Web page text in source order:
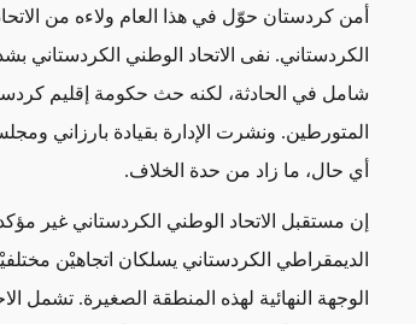
أمن كردستان حوّل في هذا العام ولاءه من
الكردستاني. نفى الاتحاد الوطني الكردستاني
شامل في الحادثة، لكنه حث حكومة إقليم
المتورطين. ونشرت الإدارة بقيادة بارزاني
أي حال، ما زاد من حدة الخلاف.
إن مستقبل الاتحاد الوطني الكردستاني غير
الديمقراطي الكردستاني يسلكان اتجاهيْن
الوجهة النهائية لهذه المنطقة الصغيرة. تشمل